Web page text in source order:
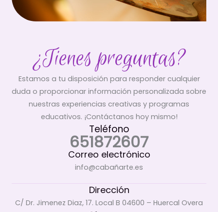
¿Tienes preguntas?
Estamos a tu disposición para responder cualquier
duda o proporcionar información personalizada sobre
nuestras experiencias creativas y programas
educativos. ¡Contáctanos hoy mismo!
Teléfono
651872607
Correo electrónico
info@cabañarte.es
Dirección
C/ Dr. Jimenez Diaz, 17. Local B 04600 – Huercal Overa